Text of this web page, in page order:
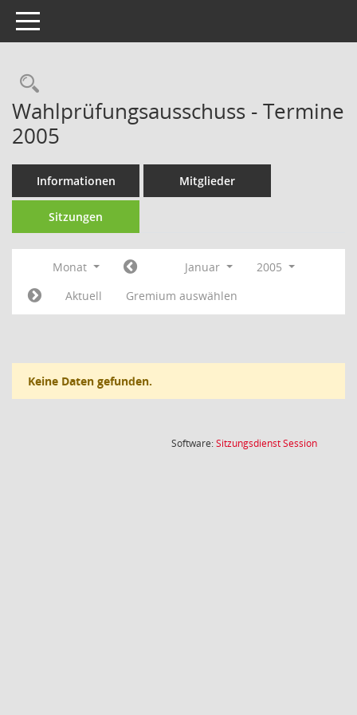
Toggle navigation
Rechercheauswahl
Wahlprüfungsausschuss - Termine
2005
Informationen Mitglieder
Sitzungen
Monat Januar
2005
Aktuell
Gremium auswählen
Keine Daten gefunden.
Software:SitzungsdienstSession(Wird in